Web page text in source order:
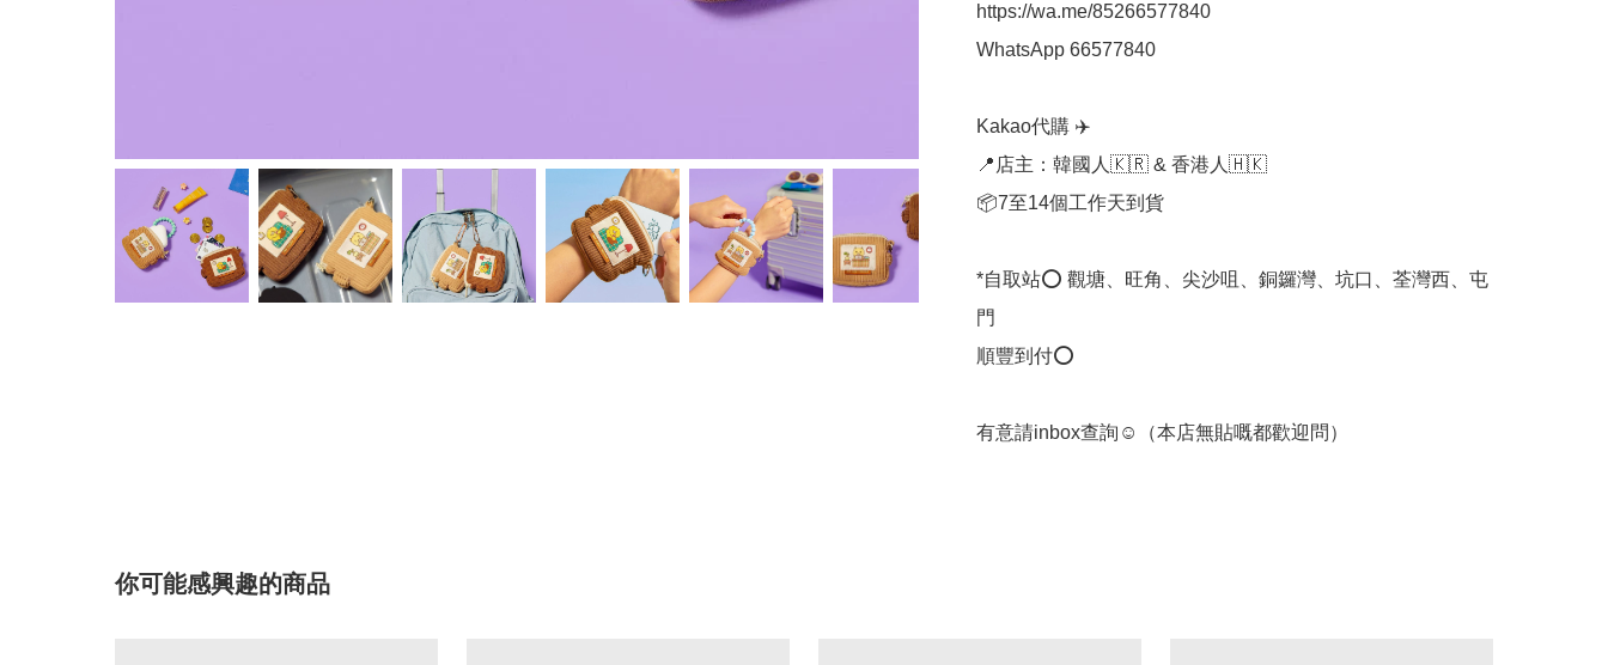
https://wa.me/85266577840
WhatsApp 66577840
Kakao代購 ✈️
📍店主：韓國人🇰🇷 & 香港人🇭🇰
📦7至14個工作天到貨
*自取站⭕ 觀塘、旺角、尖沙咀、銅鑼灣、坑口、荃灣西、屯
門
順豐到付⭕
有意請inbox查詢☺️（本店無貼嘅都歡迎問） 
你可能感興趣的商品